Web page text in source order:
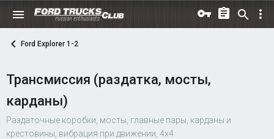
Ford Explorer 1-2
Трансмиссия (раздатка, мосты,
карданы)
Раздаточные коробки, мосты, главные пары, карданы и
крестовины, вибрация при движении, 4х4